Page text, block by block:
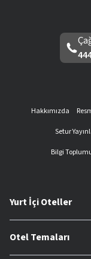
Hakkımızda
Setur
Bilgi
Yurt İçi Oteller
Otel Temaları